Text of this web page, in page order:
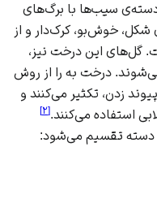
دسته‌ی سیب‌ها با برگ‌های
شکل، خوش‌بو، کرک‌دار و از
گل‌های این درخت نیز،
درخت به را از روش
زدن، تکثیر می‌کنند و
استفاده می‌کنند.[۲]
دسته تقسیم می‌شود: